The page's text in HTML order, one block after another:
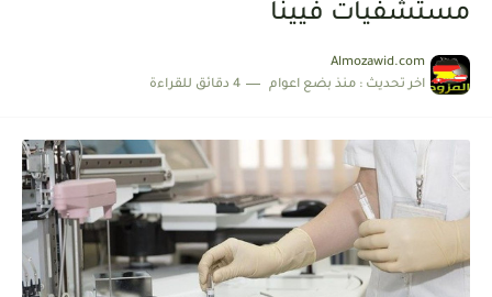
مستشفيات فيينا
Almozawid.com
اخر تحديث : منذ بضع اعوام 4 دقائق للقراءة